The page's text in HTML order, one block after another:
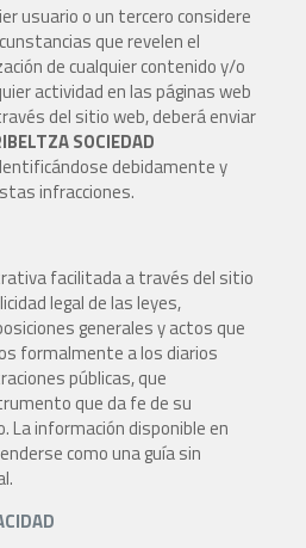
usuario o un tercero considere
que revelen el
de cualquier contenido y/o
actividad en las páginas web
del sitio web, deberá enviar
SOCIEDAD
debidamente y
infracciones.
facilitada a través del sitio
legal de las leyes,
generales y actos que
formalmente a los diarios
públicas, que
que da fe de su
La información disponible en
como una guía sin